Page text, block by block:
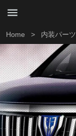
Home > 内装パーツ